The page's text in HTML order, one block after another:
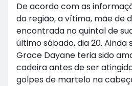
De acordo com as
da região, a vítima, mãe de
encontrada no quintal de
último sábado, dia 20. Ainda
Grace Dayane teria sido
cadeira antes de ser
golpes de martelo na